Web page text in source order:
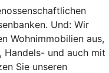
Und: Wir
Wohnimmobilien aus,
Handels- und auch mit
Sie unseren